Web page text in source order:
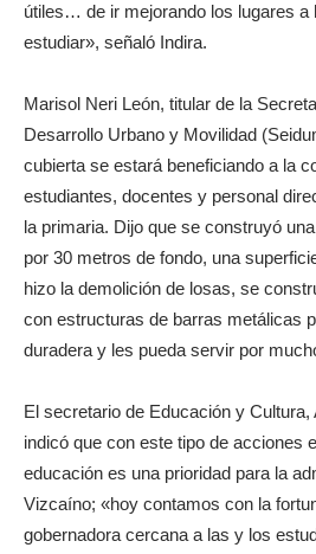
útiles… de ir mejorando los lugares a
estudiar», señaló Indira.
Marisol Neri León, titular de la
Desarrollo Urbano y Movilidad
cubierta se estará beneficiando a la
estudiantes, docentes y personal
la primaria. Dijo que se construyó
por 30 metros de fondo, una
hizo la demolición de losas, se
con estructuras de barras metálicas
duradera y les pueda servir por
El secretario de Educación y
indicó que con este tipo de acciones
educación es una prioridad para la
Vizcaíno; «hoy contamos con la
gobernadora cercana a las y los